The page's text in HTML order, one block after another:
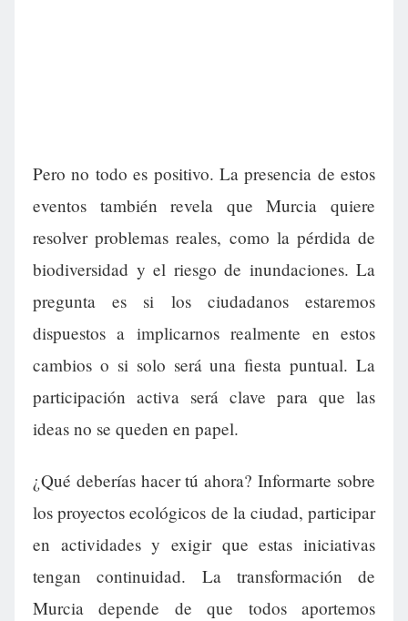
Pero no todo es positivo. La presencia de estos
eventos también revela que Murcia quiere
resolver problemas reales, como la pérdida de
biodiversidad y el riesgo de inundaciones. La
pregunta es si los ciudadanos estaremos
dispuestos a implicarnos realmente en estos
cambios o si solo será una fiesta puntual. La
participación activa será clave para que las
ideas no se queden en papel.
¿Qué deberías hacer tú ahora? Informarte sobre
los proyectos ecológicos de la ciudad, participar
en actividades y exigir que estas iniciativas
tengan continuidad. La transformación de
Murcia depende de que todos aportemos